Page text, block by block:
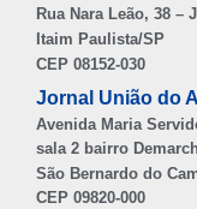
Rua Nara Leão, 38 –
Itaim Paulista/SP
CEP 08152-030
Jornal União do
Avenida Maria
sala 2 bairro
São Bernardo do
CEP 09820-000